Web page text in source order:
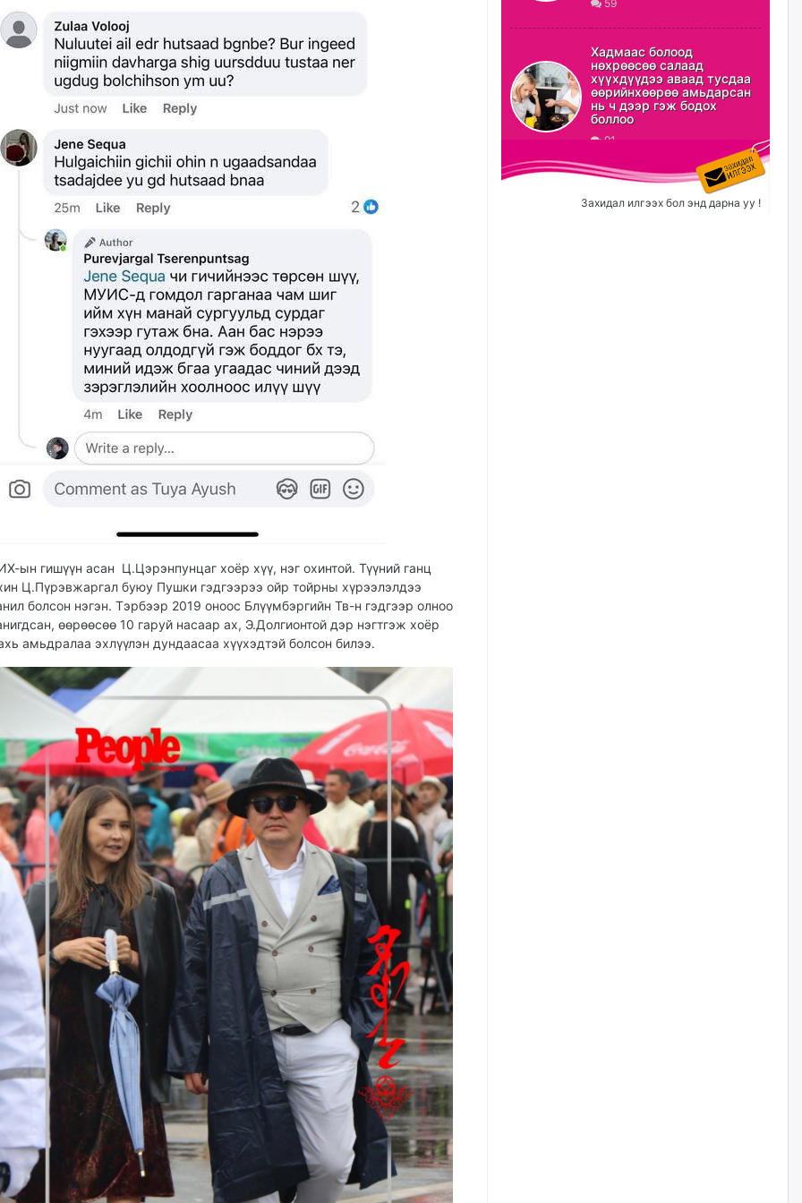
ын гишүүн асан Ц.Цэрэнпунцаг хоёр хүү, нэг охинтой. Түүний ганц
Ц.Пүрэвжаргал буюу Пушки гэдгээрээ ойр тойрны хүрээлэлдээ
болсон нэгэн. Тэрбээр 2019 оноос Блүүмбэргийн Тв-н гэдгээр олноо
өөрөөсөө 10 гаруй насаар ах, Э.Долгионтой дэр нэгтгэж хоёр
амьдралаа эхлүүлэн дундаасаа хүүхэдтэй болсон билээ.
ХЗДХ-ын сайд С.Амарсайхан:
Авлигаар авсан хөрөнгийг
хурааж, нийгмийн сайн
сайхны хөгжилд зориулах
бөгөөд үүнийг хэд хэдэн эрх
бүхий байгууллагаас санал авна
өчигдѳр
Шатахууныг олдож байгаа
газраас нь л авч байна. Үнэ
тарифаас илүү хангамж дээр
анхаарч байна
59
Хадмаас болоод
нөхрөөсөө салаад
хүүхдүүдээ аваад тусдаа
өөрийнхөөрөө амьдарсан
нь ч дээр гэж бодох
боллоо
91
Захидал илгээх бол энд дарна уу !